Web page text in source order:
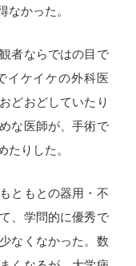
なかった。
者ならではの目で
イケイケの外科医
どおどしていたり
な医師が、手術で
たりした。
ともとの器用・不
、学問的に優秀で
なくなかった。数